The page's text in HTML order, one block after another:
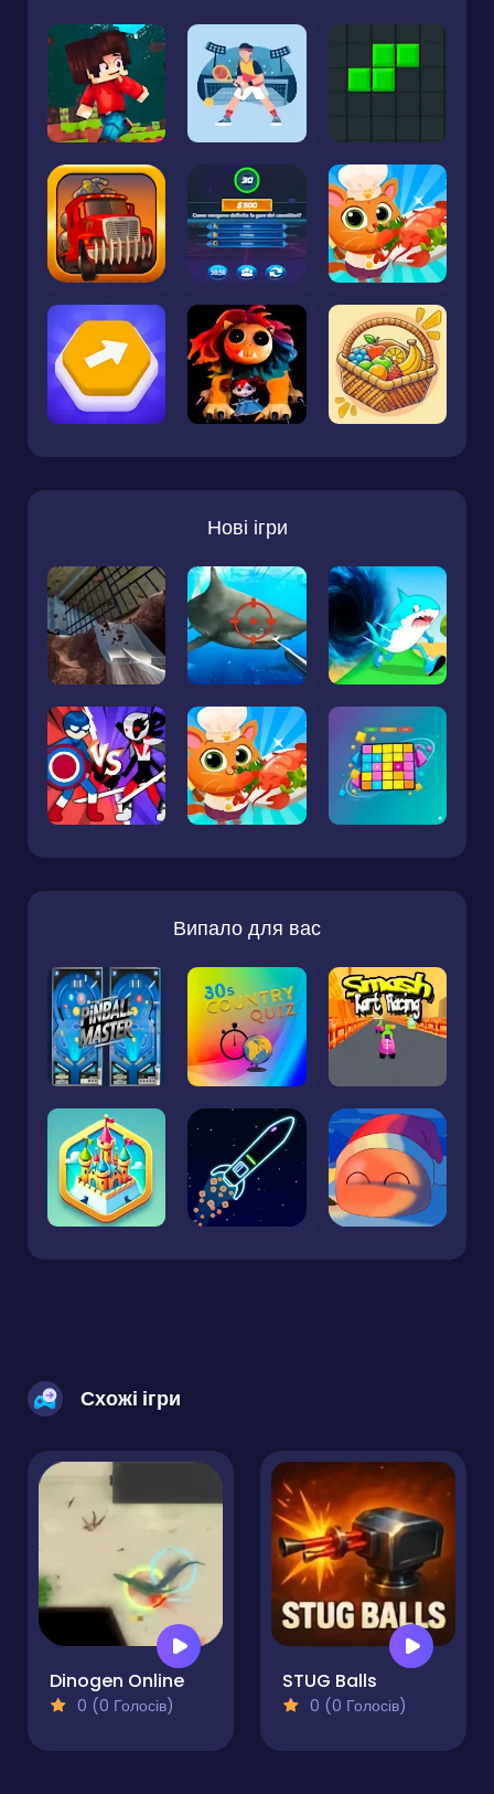
Нові ігри
Випало для вас
Схожі ігри
Dinogen Online
0 (0 Голосів)
STUG Balls
0 (0 Голосів)